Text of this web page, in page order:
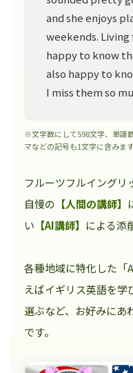
and she enjoys
weekends. Living
happy to know
also happy to
I miss them so
※文字数にして598文字、単語
マなどの記号も1文字に含みます
フルーツフルイングリ
自慢の 【人間の講師】
い 【AI講師】 による添
各種地域に特化した「
えばイギリス英語を
選ぶなど、お好みにあ
です。